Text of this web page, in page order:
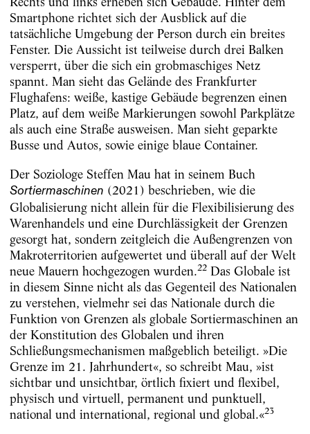
Smartphone richtet sich der Ausblick auf die
tatsächliche Umgebung der Person durch ein breites
Fenster. Die Aussicht ist teilweise durch drei Balken
versperrt, über die sich ein grobmaschiges Netz
spannt. Man sieht das Gelände des Frankfurter
Flughafens: weiße, kastige Gebäude begrenzen einen
Platz, auf dem weiße Markierungen sowohl Parkplätze
als auch eine Straße ausweisen. Man sieht geparkte
Busse und Autos, sowie einige blaue Container.
Der Soziologe Steffen Mau hat in seinem Buch
Sortiermaschinen (2021) beschrieben, wie die
Globalisierung nicht allein für die Flexibilisierung des
Warenhandels und eine Durchlässigkeit der Grenzen
gesorgt hat, sondern zeitgleich die Außengrenzen von
Makroterritorien aufgewertet und überall auf der Welt
neue Mauern hochgezogen wurden.22Das Globale ist
in diesem Sinne nicht als das Gegenteil des Nationalen
zu verstehen, vielmehr sei das Nationale durch die
Funktion von Grenzen als globale Sortiermaschinen an
der Konstitution des Globalen und ihren
Schließungsmechanismen maßgeblich beteiligt. »Die
Grenze im 21. Jahrhundert«, so schreibt Mau, »ist
sichtbar und unsichtbar, örtlich fixiert und flexibel,
physisch und virtuell, permanent und punktuell,
national und international, regional und global.«23